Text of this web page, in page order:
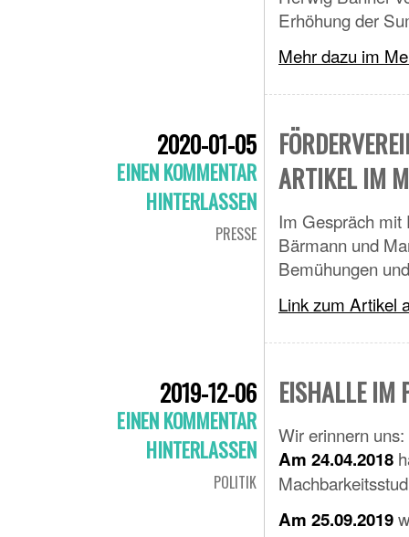
Erhöhung der
Mehr dazu im
2020-01-05
EINEN KOMMENTAR
HINTERLASSEN
PRESSE
ARTIKEL IM
Im Gespräch mit
Bärmann und
Bemühungen
Link zum Artikel
2019-12-06
EINEN KOMMENTAR
HINTERLASSEN
POLITIK
EISHALLE IM
Wir erinnern uns:
Am 24.04.2018
Am 25.09.2019